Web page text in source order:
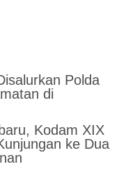
Polda
di
Kodam XIX
ke Dua